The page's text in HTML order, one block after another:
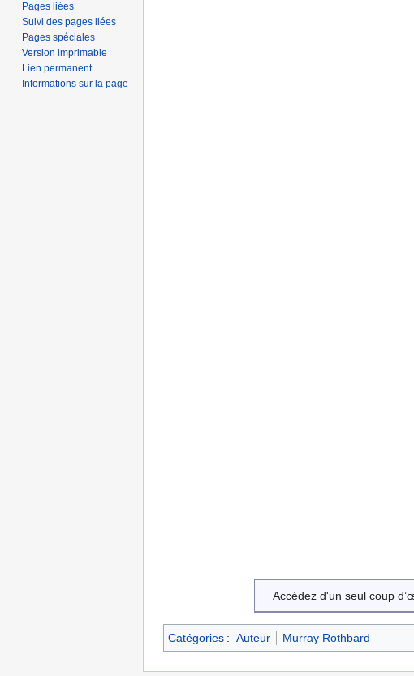
Accédez d'un seul coup
Catégories : Auteur Murray Rothbard
Pages liées
Suivi des pages liées
Pages spéciales
Version imprimable
Lien permanent
Informations sur la page